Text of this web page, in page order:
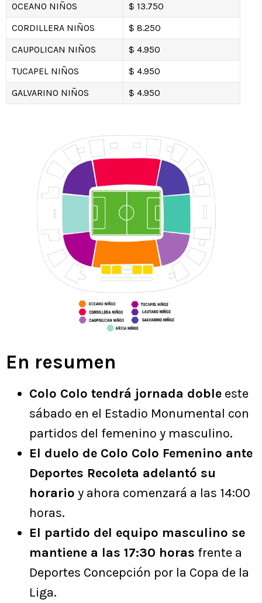
OCEANO NIÑOS
$ 13.750
CORDILLERA NIÑOS
$ 8.250
CAUPOLICAN NIÑOS
$ 4.950
TUCAPEL NIÑOS
$ 4.950
GALVARINO NIÑOS
$ 4.950
En resumen
Colo Colo tendrá jornada doble este
sábado en el Estadio Monumental con
partidos del femenino y masculino.
El duelo de Colo Colo Femenino ante
Deportes Recoleta adelantó su
horario y ahora comenzará a las 14:00
horas.
El partido del equipo masculino se
mantiene a las 17:30 horas frente a
Deportes Concepción por la Copa de la
Liga.